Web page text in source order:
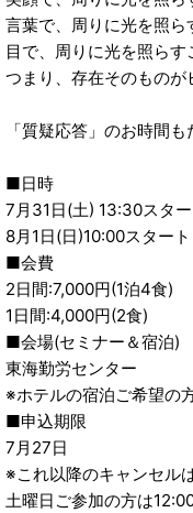
言葉で、周りに光を照ら
目で、周りに光を照らす
つまり、存在そのものが
「質疑応答」のお時間
■日時
7月31日(土) 13:30スター
8月1日(日)10:00スタート
■会費
2日間:7,000円(1泊4食)
1日間:4,000円(2食)
■会場(セミナー＆宿泊)
東海勤労センター
※ホテルの宿泊ご希望の
■申込期限
7月27日
※これ以降のキャンセル
土曜日ご参加の方は